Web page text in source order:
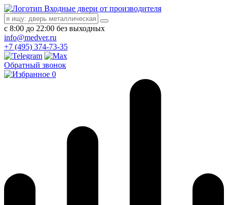
Входные двери от производителя
с 8:00 до 22:00 без выходных
info@medver.ru
+7 (495) 374-73-35
Обратный звонок
0